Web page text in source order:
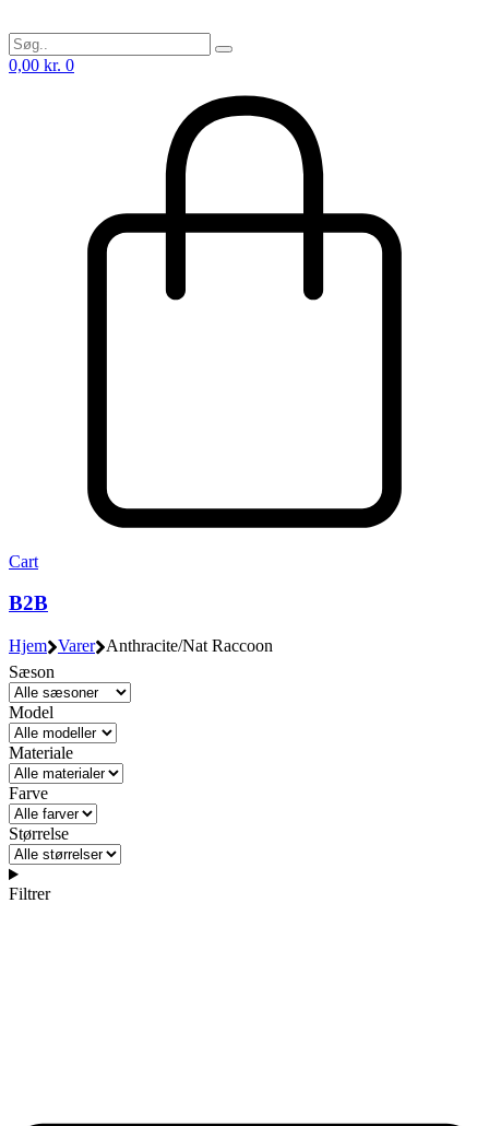
0,00 kr. 0
Cart
B2B
Hjem Varer
Anthracite/Nat Raccoon
Sæson
Model
Materiale
Farve
Størrelse
Filtrer